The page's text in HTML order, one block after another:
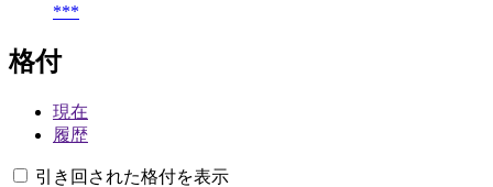
***
格付
現在
履歴
引き回された格付を表示